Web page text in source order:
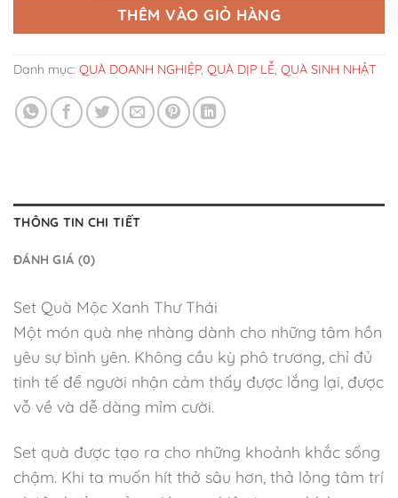
THÊM VÀO GIỎ HÀNG
Danh mục: QUÀ DOANH NGHIỆP, QUÀ DỊP LỄ, QUÀ SINH NHẬT
THÔNG TIN CHI TIẾT
ĐÁNH GIÁ (0)
Set Quà Mộc Xanh Thư Thái
Một món quà nhẹ nhàng dành cho những tâm hồn
yêu sự bình yên. Không cầu kỳ phô trương, chỉ đủ
tinh tế để người nhận cảm thấy được lắng lại, được
vỗ về và dễ dàng mỉm cười.
Set quà được tạo ra cho những khoảnh khắc sống
chậm. Khi ta muốn hít thở sâu hơn, thả lỏng tâm trí